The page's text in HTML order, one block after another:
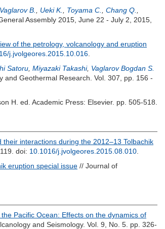
Vaglarov B. Ueki K. Toyama C. Chang Q.
Assembly 2015, June 22 - July 2, 2015,
of the petrology, volcanology and eruption
j.jvolgeores.2015.10.016
Satoru Miyazaki Takashi, Vaglarov Bogdan S.
and Geothermal Research. Vol. 307, pp. 156 -
H. ed. Academic Press: Elsevier. pp. 505-518.
interactions during the 2012–13 Tolbachik
doi: 10.1016/j.jvolgeores.2015.08.010
eruption special issue // Journal of
Pacific Ocean: Effects on the dynamics of
and Seismology. Vol. 9, No. 5. pp. 326-